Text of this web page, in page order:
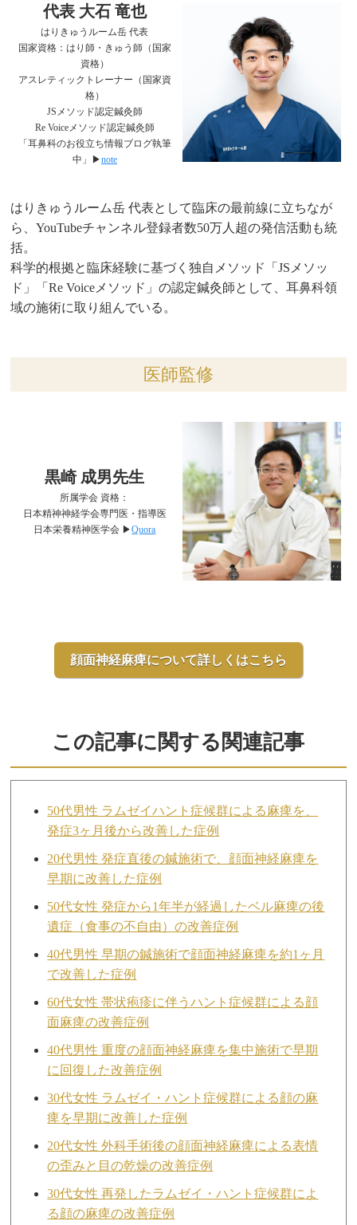
代表 大石 竜也
はりきゅうルーム岳 代表
国家資格：はり師・きゅう師（国家
資格）
アスレティックトレーナー（国家資
格）
JSメソッド認定鍼灸師
Re Voiceメソッド認定鍼灸師
「耳鼻科のお役立ち情報ブログ執筆
中」▶︎note
はりきゅうルーム岳 代表として臨床の最前線に立ちなが
ら、YouTubeチャンネル登録者数50万人超の発信活動も統
括。
科学的根拠と臨床経験に基づく独自メソッド「JSメソッ
ド」「Re Voiceメソッド」の認定鍼灸師として、耳鼻科領
域の施術に取り組んでいる。
医師監修
黒崎 成男先生
所属学会 資格：
日本精神神経学会専門医・指導医
日本栄養精神医学会 ▶︎Quora
顔面神経麻痺について詳しくはこちら
この記事に関する関連記事
50代男性 ラムゼイハント症候群による麻痺を、
発症3ヶ月後から改善した症例
20代男性 発症直後の鍼施術で、顔面神経麻痺を
早期に改善した症例
50代女性 発症から1年半が経過したベル麻痺の後
遺症（食事の不自由）の改善症例
40代男性 早期の鍼施術で顔面神経麻痺を約1ヶ月
で改善した症例
60代女性 帯状疱疹に伴うハント症候群による顔
面麻痺の改善症例
40代男性 重度の顔面神経麻痺を集中施術で早期
に回復した改善症例
30代女性 ラムゼイ・ハント症候群による顔の麻
痺を早期に改善した症例
20代女性 外科手術後の顔面神経麻痺による表情
の歪みと目の乾燥の改善症例
30代女性 再発したラムゼイ・ハント症候群によ
る顔の麻痺の改善症例